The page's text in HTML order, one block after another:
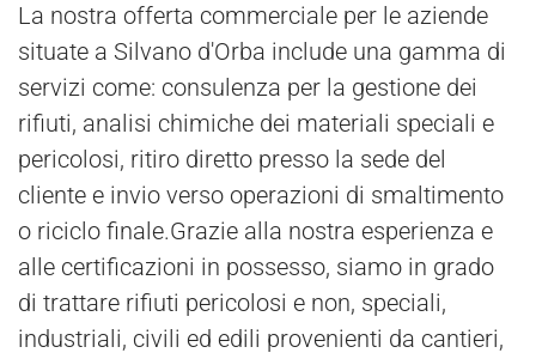
La nostra offerta commerciale per le aziende
situate a Silvano d'Orba include una gamma di
servizi come: consulenza per la gestione dei
rifiuti, analisi chimiche dei materiali speciali e
pericolosi, ritiro diretto presso la sede del
cliente e invio verso operazioni di smaltimento
o riciclo finale.Grazie alla nostra esperienza e
alle certificazioni in possesso, siamo in grado
di trattare rifiuti pericolosi e non, speciali,
industriali, civili ed edili provenienti da cantieri,